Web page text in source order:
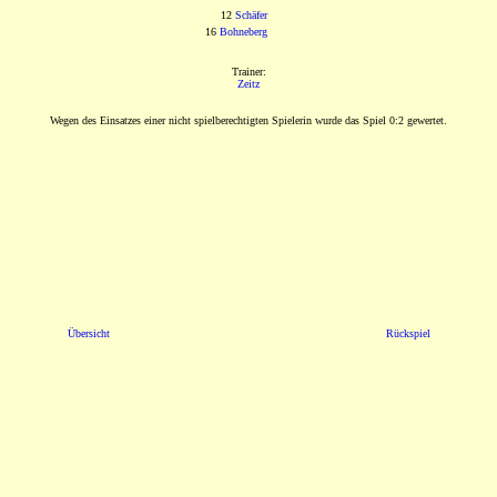
12 Schäfer
16 Bohneberg
Trainer:
Zeitz
Wegen des Einsatzes einer nicht spielberechtigten Spielerin wurde das Spiel 0:2 gewertet.
Übersicht Rückspiel